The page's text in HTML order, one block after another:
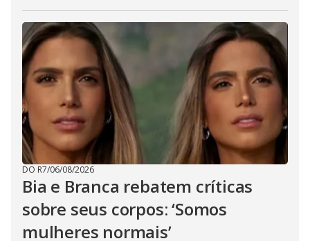
DO R7/06/08/2026
Bia e Branca rebatem críticas
sobre seus corpos: ‘Somos
mulheres normais’